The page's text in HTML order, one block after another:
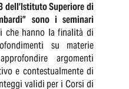
dell’Istituto Superiore di
sono i seminari
che hanno la finalità di
su materie
argomenti
e contestualmente di
validi per i Corsi di